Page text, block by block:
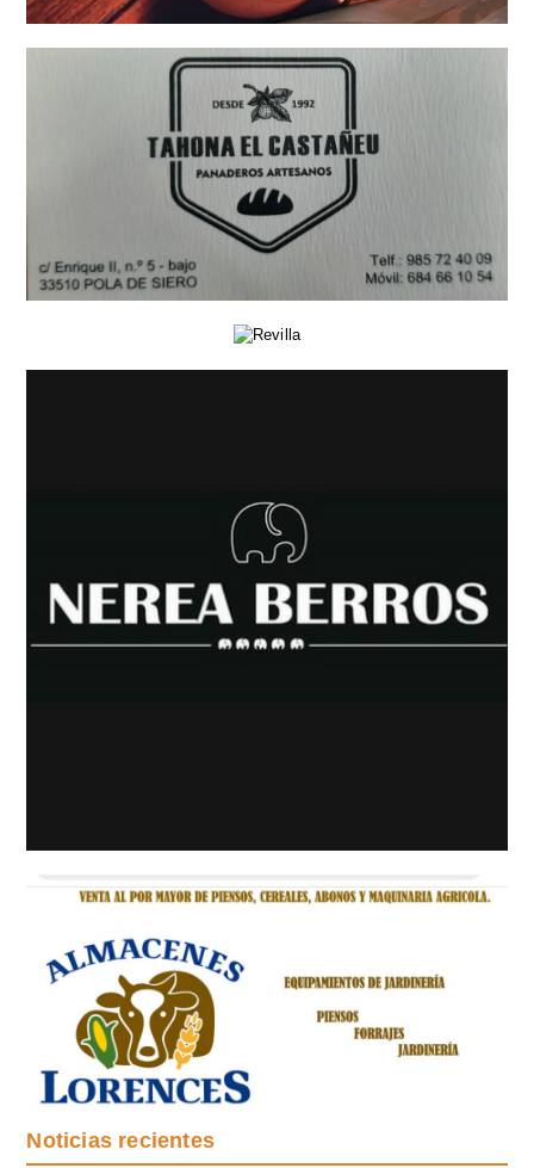
Noticias recientes